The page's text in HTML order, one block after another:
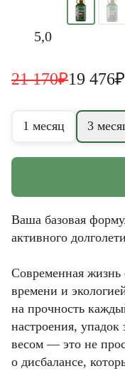
5,0
21 170₽19 476₽
1 месяц 3
Ваша базовая
активного
Современная жизнь
времени и
на прочность
настроения,
весом — это не
о дисбалансе,